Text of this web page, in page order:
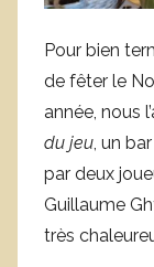
Pour bien
de fêter le
année, nous
du jeu, un
par deux
Guillaume
très